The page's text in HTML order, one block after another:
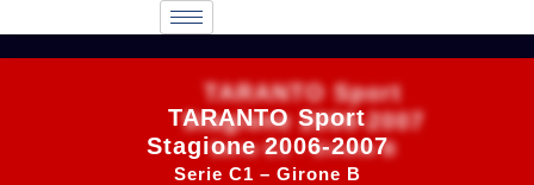
TARANTO Sport
Stagione 2006-2007
Serie C1 – Girone B